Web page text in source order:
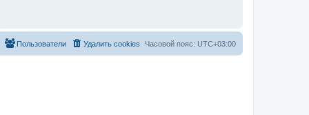
Часовой пояс: UTC+03:00
Удалить cookies
Пользователи